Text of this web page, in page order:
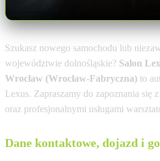
Szukasz nowego samochodu lub
województwie dolnośląskie? Salon
Wrocław (Wrocław-Fabryczna) to
Lexus. Zapraszamy do zapoznania się
oraz profesjonalnymi usługami
Dane kontaktowe, dojazd i